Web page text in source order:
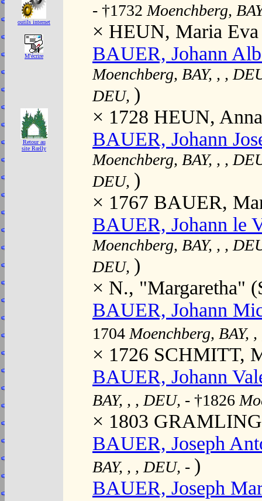
outils internet
M'écrire
Retour au
site Rœlly
- †1732 Moenchberg,
× HEUN, Maria
BAUER, Johann
Moenchberg, BAY, , ,
DEU, )
× 1728 HEUN,
BAUER, Johann
Moenchberg, BAY, , ,
DEU, )
× 1767 BAUER,
BAUER, Johann le
Moenchberg, BAY, , ,
DEU, )
× N., "Margaretha"
BAUER, Johann
1704 Moenchberg, BAY,
× 1726 SCHMITT,
BAUER, Johann
BAY, , , DEU, - †1826
× 1803
BAUER, Joseph
BAY, , , DEU, - )
BAUER, Joseph